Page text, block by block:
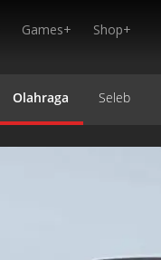
Games+ Shop+
Olahraga Seleb